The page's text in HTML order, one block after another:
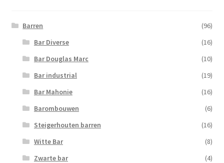
Barren
(96)
Bar Diverse
(16)
Bar Douglas Marc
(10)
Bar industrial
(19)
Bar Mahonie
(16)
Barombouwen
(6)
Steigerhouten barren
(16)
Witte Bar
(8)
Zwarte bar
(4)